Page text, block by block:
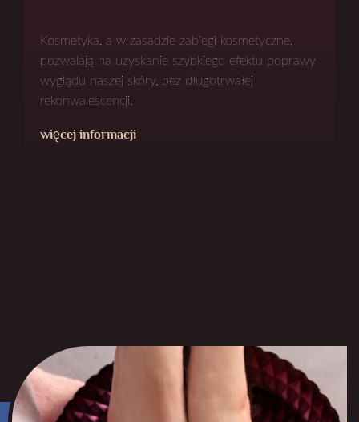
Kosmetyka, a w zasadzie zabiegi kosmetyczne,
pozwalają na uzyskanie szybkiego efektu poprawy
wyglądu naszej skóry, bez długotrwałej
rekonwalescencji.
więcej informacji